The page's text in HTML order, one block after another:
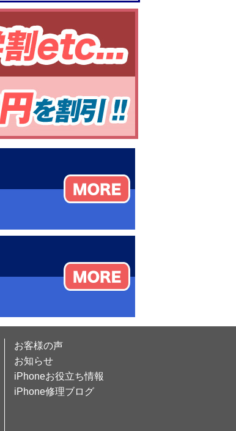
お客様の声
お知らせ
iPhoneお役立ち情報
iPhone修理ブログ